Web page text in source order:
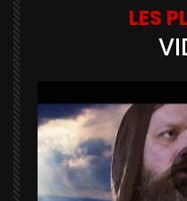
LES